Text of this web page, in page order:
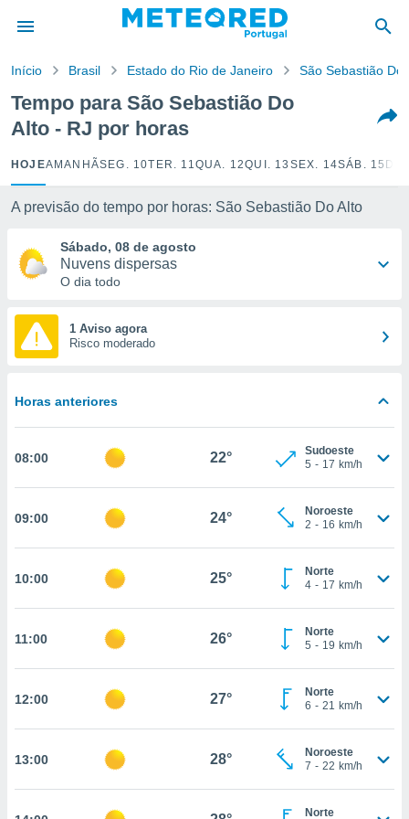
da
foi
para
fornecidas
a este
e
digital
ou
permite-
todos os
o
um perfil
e
Início Brasil Estado do Rio de Janeiro São Sebastião Do
Tempo para São Sebastião Do
Alto - RJ por horas
HOJEAMANHÃSEG. 10TER. 11QUA. 12QUI. 13 SEX. 14SÁB. 15
A previsão do tempo por horas: São Sebastião Do Alto
Sábado, 08 de agosto
Nuvens dispersas
O dia todo
1 Aviso agora
Risco moderado
Horas anteriores
08:00 22°
Sudoeste
5 - 17 km/h
09:00 24°
Noroeste
2 - 16 km/h
10:00 25°
Norte
4 - 17 km/h
11:00 26°
Norte
5 - 19 km/h
12:00 27°
Norte
6 - 21 km/h
13:00 28°
Noroeste
7 - 22 km/h
Norte